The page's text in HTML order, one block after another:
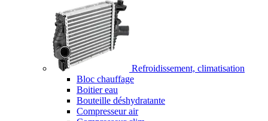
Refroidissement, climatisation
Bloc chauffage
Boitier eau
Bouteille déshydratante
Compresseur air